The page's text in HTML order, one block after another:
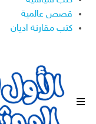
قصص عالمية
كتب مقارنة اديان
ا